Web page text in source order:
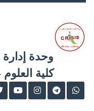
content
وحدة
كلية